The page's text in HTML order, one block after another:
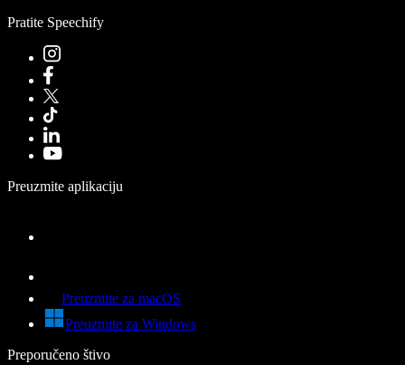
Pratite Speechify
Preuzmite aplikaciju
Preuzmite za macOS
Preuzmite za Windows
Preporučeno štivo